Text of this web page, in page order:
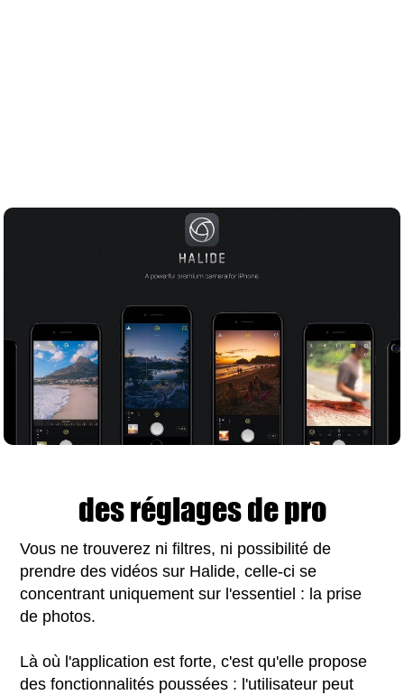
des réglages de pro
Vous ne trouverez ni filtres, ni possibilité de
prendre des vidéos sur Halide, celle-ci se
concentrant uniquement sur l'essentiel : la prise
de photos.
Là où l'application est forte, c'est qu'elle propose
des fonctionnalités poussées : l'utilisateur peut